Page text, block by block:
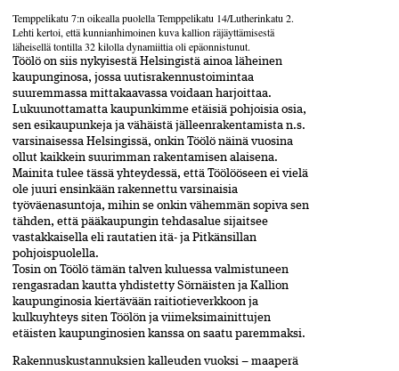
Temppelikatu 7:n oikealla puolella Temppeli­­katu 14/Lutherinkatu 2.
Lehti kertoi, että kunnianhimoinen kuva kallion räjäyttämisestä
läheisellä tontilla 32 kilolla dynamiittia oli epäonnistunut.
Töölö on siis nykyisestä Helsingistä ainoa läheinen
kaupunginosa, jossa uutisrakennustoimintaa
suuremmassa mittakaavassa voidaan harjoittaa.
Lukuunottamatta kaupunkimme etäisiä pohjoisia osia,
sen esikaupunkeja ja vähäistä jälleenrakentamista n.s.
varsinaisessa Helsingissä, onkin Töölö näinä vuosina
ollut kaikkein suurimman rakentamisen alaisena.
Mainita tulee tässä yhteydessä, että Töölööseen ei vielä
ole juuri ensinkään rakennettu varsinaisia
työväenasuntoja, mihin se onkin vähemmän sopiva sen
tähden, että pääkaupungin tehdasalue sijaitsee
vastakkaisella eli rautatien itä- ja Pitkänsillan
pohjoispuolella.
Tosin on Töölö tämän talven kuluessa valmistuneen
rengasradan kautta yhdistetty Sörnäisten ja Kallion
kaupunginosia kiertävään raitiotieverkkoon ja
kulkuyhteys siten Töölön ja viimeksimainittujen
etäisten kaupunginosien kanssa on saatu paremmaksi.
Rakennuskustannuksien kalleuden vuoksi – maaperä